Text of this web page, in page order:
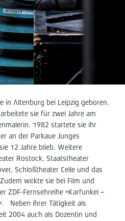
in Altenburg bei Leipzig geboren.
sie für zwei Jahre am
1982 startete sie ihr
an der Parkaue Junges
12 Jahre blieb. Weitere
Rostock, Staatstheater
Schloßtheater Celle und das
wirkte sie bei Film und
ZDF-Fernsehreihe »Karfunkel –
Neben ihrer Tätigkeit als
2004 auch als Dozentin und